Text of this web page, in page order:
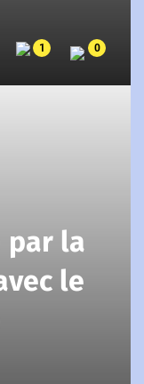
1 0
par la
le